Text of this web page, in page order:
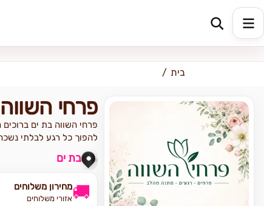
כתובת למשלוח
בית
פרחי
פרחי השווה בת ים
להפוך כל רגע לבלתי
בת ים
מחירון משלוחים
אזורי משלוחים🚚